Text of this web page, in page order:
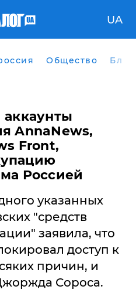
UA
Общество
аккаунты
AnnaNews,
Front,
Россией
указанных
"средств
заявила, что
доступ к
причин, и
Сороса.